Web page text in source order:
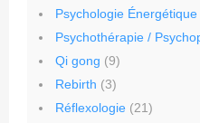
Psychologie Énergétique
Psychothérapie /
Qi gong (9)
Rebirth (3)
Réflexologie (21)